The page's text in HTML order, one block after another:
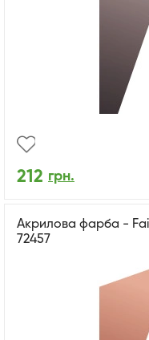
212 грн.
Акрилова фарба -
72457